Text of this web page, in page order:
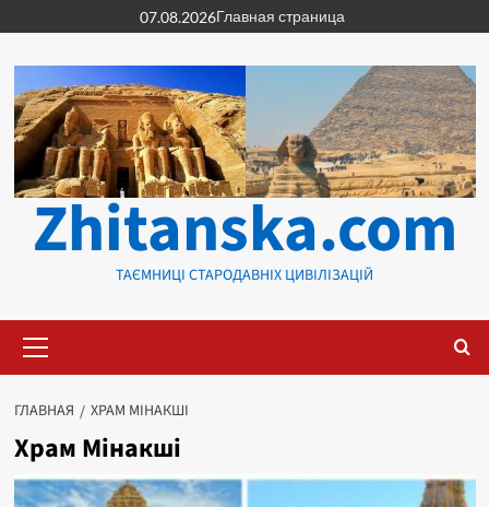
к
содержимому
07.08.2026Главная страница
Zhitanska.com
ТАЄМНИЦІ СТАРОДАВНІХ ЦИВІЛІЗАЦІЙ
меню
ГЛАВНАЯ ХРАМ МІНАКШІ
Храм Мінакші